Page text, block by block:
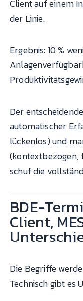
Client auf einem
der Linie.
Ergebnis: 10 %
Der
automatischer
lückenlos) und
(kontextbezogen,
schuf die
BDE-
Client,
Die Begriffe
Technisch gibt es